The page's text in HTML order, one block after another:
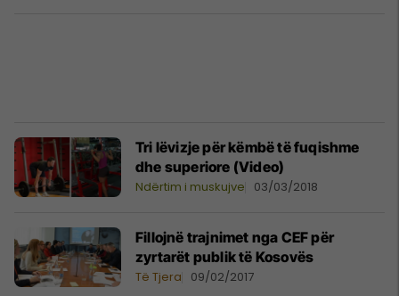
Tri lëvizje për këmbë të fuqishme
dhe superiore (Video)
Ndërtim i muskujve 03/03/2018
Fillojnë trajnimet nga CEF për
zyrtarët publik të Kosovës
Të Tjera 09/02/2017